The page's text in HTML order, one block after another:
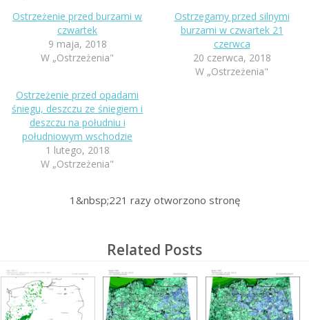
Ostrzeżenie przed burzami w
czwartek
9 maja, 2018
W „Ostrzeżenia"
Ostrzegamy przed silnymi
burzami w czwartek 21
czerwca
20 czerwca, 2018
W „Ostrzeżenia"
Ostrzeżenie przed opadami
śniegu, deszczu ze śniegiem i
deszczu na południu i
południowym wschodzie
1 lutego, 2018
W „Ostrzeżenia"
1&nbsp;221 razy otworzono stronę
Related Posts